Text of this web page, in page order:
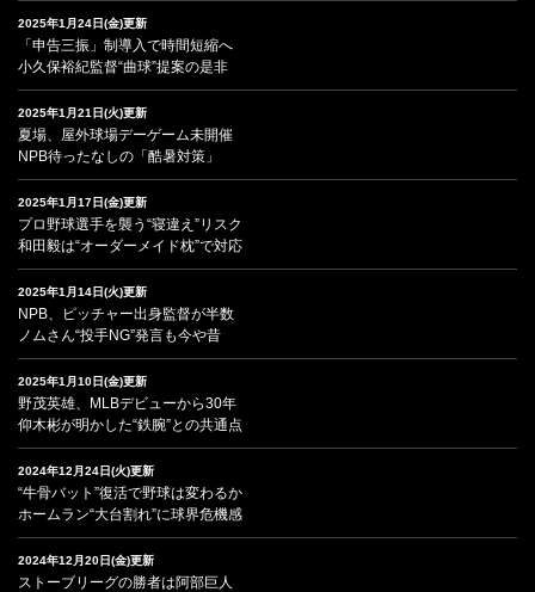
2025年1月24日(金)更新
「申告三振」制導入で時間短縮へ
小久保裕紀監督“曲球”提案の是非
2025年1月21日(火)更新
夏場、屋外球場デーゲーム未開催
NPB待ったなしの「酷暑対策」
2025年1月17日(金)更新
プロ野球選手を襲う“寝違え”リスク
和田毅は“オーダーメイド枕”で対応
2025年1月14日(火)更新
NPB、ピッチャー出身監督が半数
ノムさん“投手NG”発言も今や昔
2025年1月10日(金)更新
野茂英雄、MLBデビューから30年
仰木彬が明かした“鉄腕”との共通点
2024年12月24日(火)更新
“牛骨バット”復活で野球は変わるか
ホームラン“大台割れ”に球界危機感
2024年12月20日(金)更新
ストーブリーグの勝者は阿部巨人